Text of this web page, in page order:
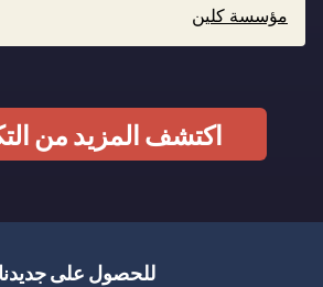
مؤسسة كلين
اكتشف المزيد من
للحصول على جديدنا